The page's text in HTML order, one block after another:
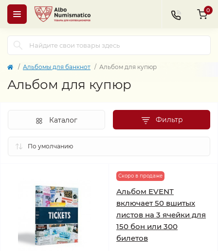
0
Альбомы для банкнот Альбом для купюр
Альбом для купюр
Фильтр
Каталог
Скоро в продаже
Альбом EVENT
включает 50 вшитых
листов на 3 ячейки для
150 бон или 300
билетов